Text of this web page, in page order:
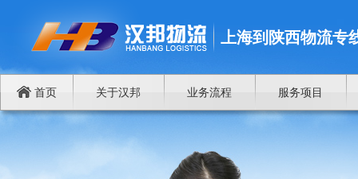
上海到陕西物流专
首页 关于汉邦 业务流程 服务项目